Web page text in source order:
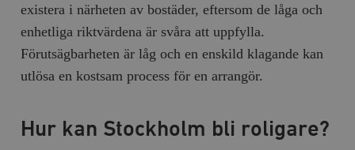
existera i närheten av bostäder, eftersom de låga och
enhetliga riktvärdena är svåra att uppfylla.
Förutsägbarheten är låg och en enskild klagande kan
utlösa en kostsam process för en arrangör.
Hur kan Stockholm bli roligare?